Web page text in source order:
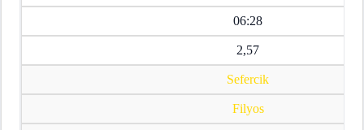
06:28
2,57
Sefercik
Filyos